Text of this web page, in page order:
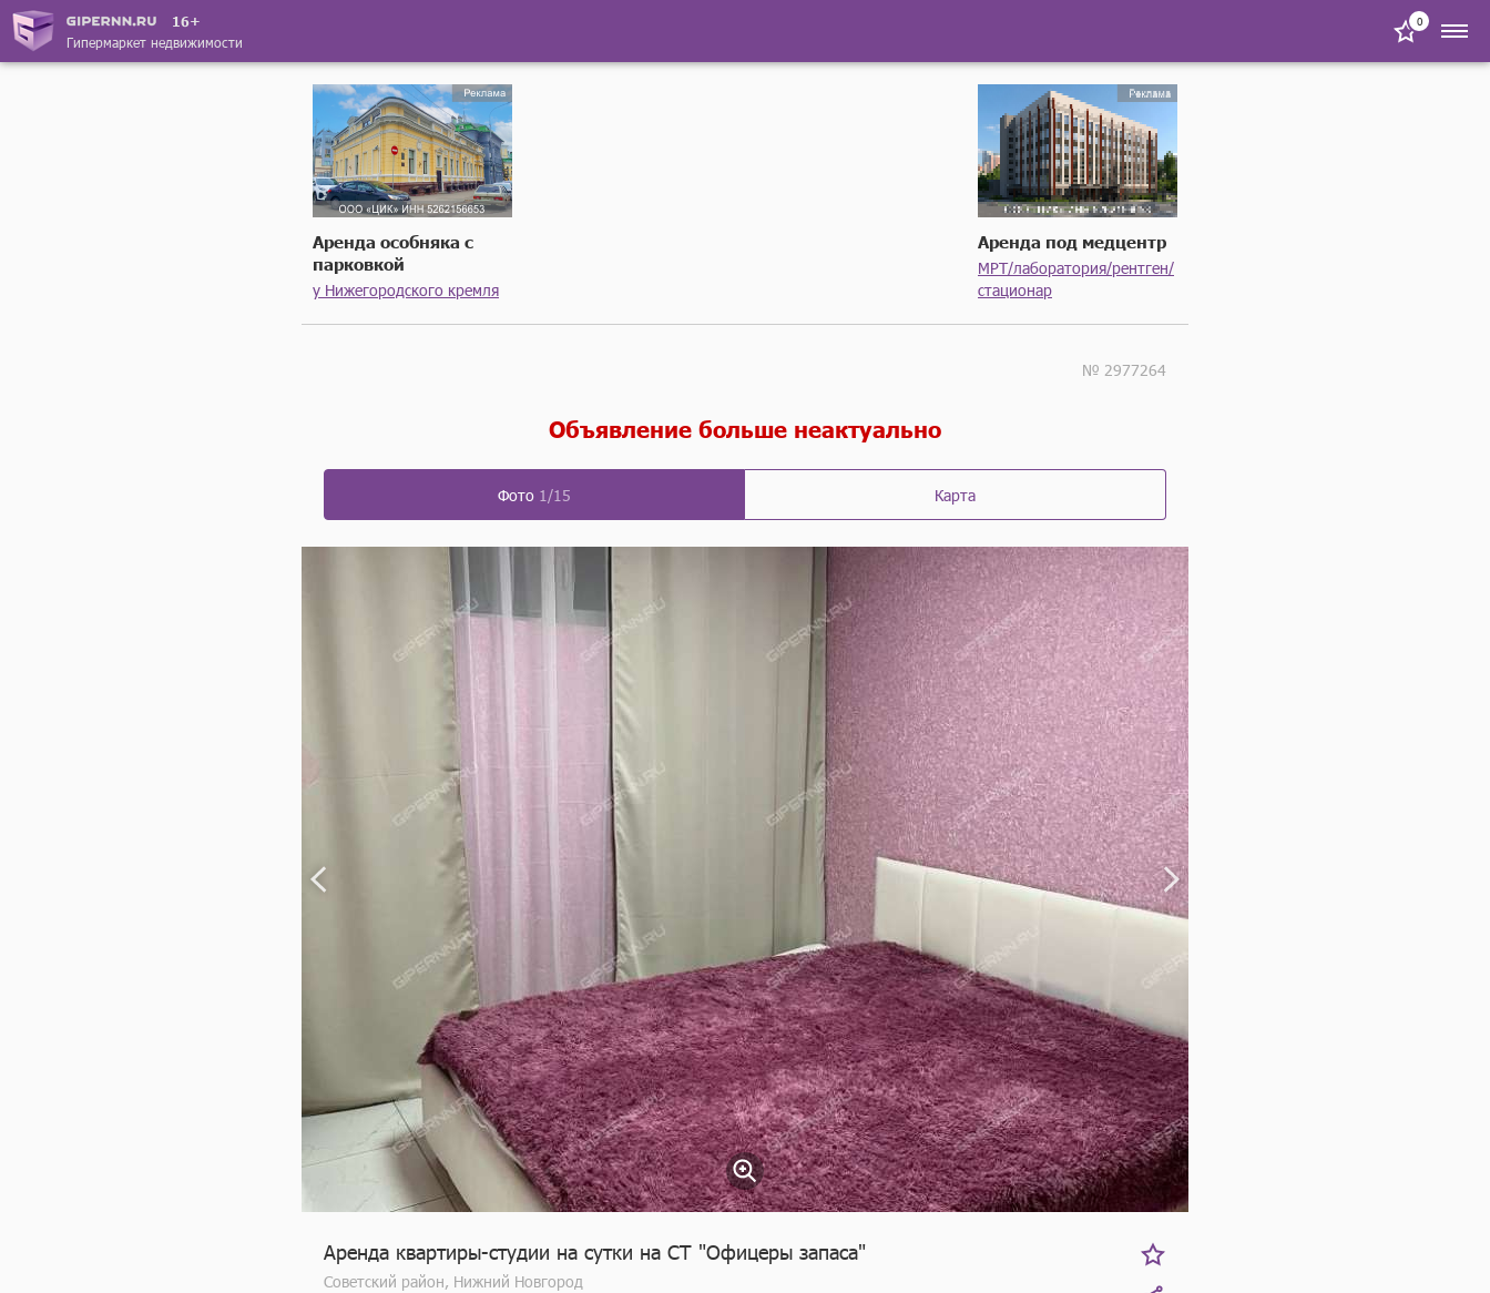
16+
Гипермаркет недвижимости
0
Аренда особняка с
парковкой
у Нижегородского кремля
Аренда под медцентр
МРТ/лаборатория/рентген/
стационар
№ 2977264
Объявление больше неактуально
Фото 1/15 Карта
Аренда квартиры-студии на сутки на СТ "Офицеры запаса"
Советский район, Нижний Новгород